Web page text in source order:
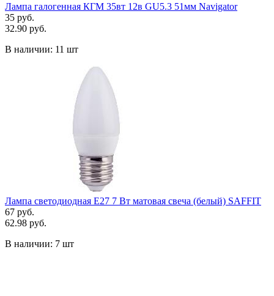
Лампа галогенная КГМ 35вт 12в GU5.3 51мм Navigator
35 руб.
32.90 руб.
В наличии: 11 шт
Лампа светодиодная Е27 7 Вт матовая свеча (белый) SAFFIT
67 руб.
62.98 руб.
В наличии: 7 шт